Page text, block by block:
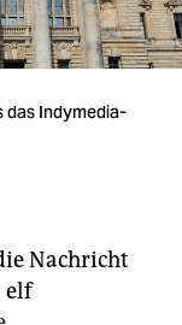
das Indymedia-
Nachricht
elf